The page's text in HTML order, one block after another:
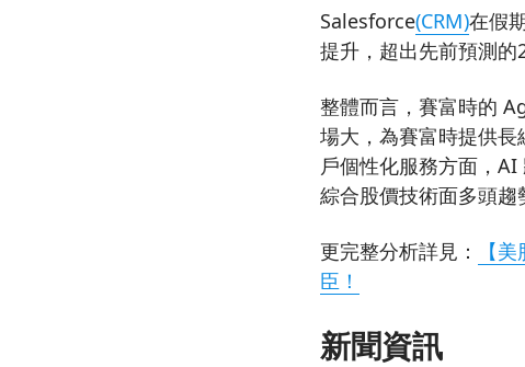
Salesforce(CRM)在假
提升，超出先前預測的
整體而言，賽富時的
場大，為賽富時提供
戶個性化服務方面，
綜合股價技術面多頭趨
更完整分析詳見：
【
臣！
新聞資訊